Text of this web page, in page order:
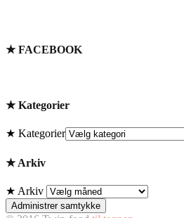
★ FACEBOOK
★ Kategorier
★ Kategorier
★ Arkiv
★ Arkiv
Administrer samtykke